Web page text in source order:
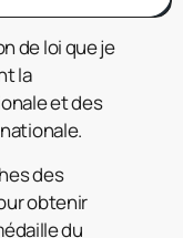
de loi que je
la
et des
des
obtenir
du